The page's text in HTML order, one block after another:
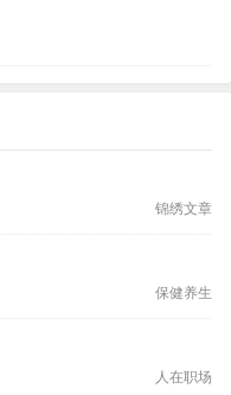
锦绣文章
保健养生
人在职场